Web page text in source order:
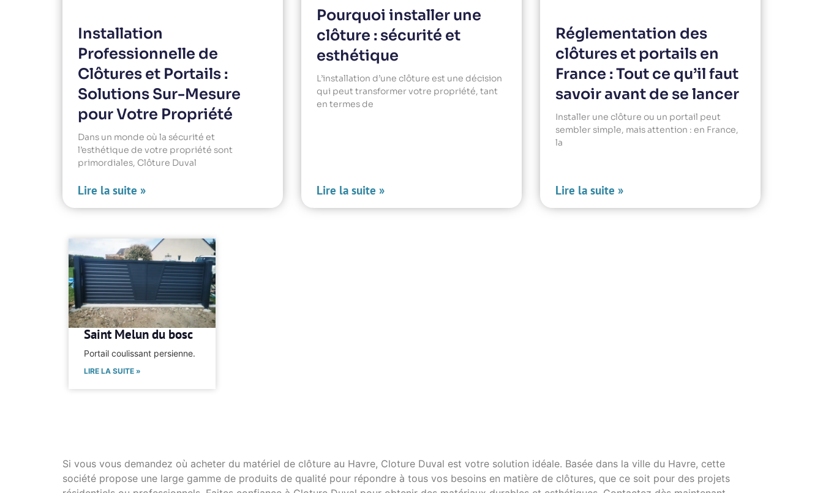
Installation
Professionnelle de
Clôtures et Portails :
Solutions Sur-Mesure
pour Votre Propriété
Dans un monde où la sécurité et
l’esthétique de votre propriété sont
primordiales, Clôture Duval
Lire la suite »
Pourquoi installer une
clôture : sécurité et
esthétique
L’installation d’une clôture est une décision
qui peut transformer votre propriété, tant
en termes de
Lire la suite »
Réglementation des
clôtures et portails en
France : Tout ce qu’il faut
savoir avant de se lancer
Installer une clôture ou un portail peut
sembler simple, mais attention : en France,
la
Lire la suite »
Saint Melun du bosc
Portail coulissant persienne.
LIRE LA SUITE »
Si vous vous demandez où acheter du matériel de clôture au Havre, Cloture Duval est votre solution idéale. Basée dans la ville du Havre, cette
société propose une large gamme de produits de qualité pour répondre à tous vos besoins en matière de clôtures, que ce soit pour des projets